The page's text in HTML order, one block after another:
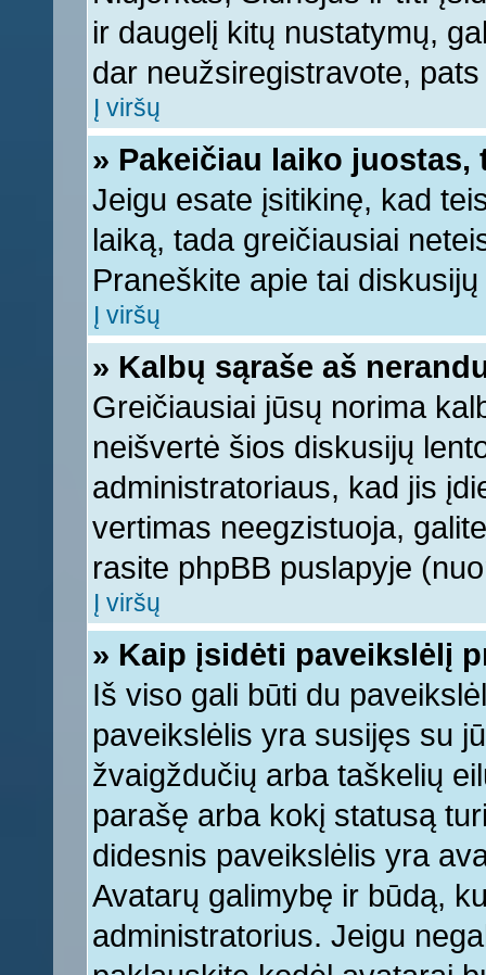
ir daugelį kitų nustatymų,
dar neužsiregistravote,
Į viršų
» Pakeičiau laiko
Jeigu esate įsitikinę, kad
laiką, tada greičiausiai
Praneškite apie tai
Į viršų
» Kalbų sąraše aš
Greičiausiai jūsų norima
neišvertė šios diskusijų
administratoriaus, kad jis
vertimas neegzistuoja,
rasite phpBB puslapyje
Į viršų
» Kaip įsidėti paveikslėlį
Iš viso gali būti du
paveikslėlis yra susijęs su
žvaigždučių arba taškelių
parašę arba kokį statusą
didesnis paveikslėlis yra
Avatarų galimybę ir būdą,
administratorius. Jeigu